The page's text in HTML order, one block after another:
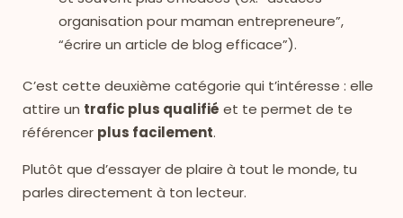
organisation pour maman entrepreneure”,
“écrire un article de blog efficace”).
C’est cette deuxième catégorie qui t’intéresse : elle
attire un trafic plus qualifié et te permet de te
référencer plus facilement.
Plutôt que d’essayer de plaire à tout le monde, tu
parles directement à ton lecteur.